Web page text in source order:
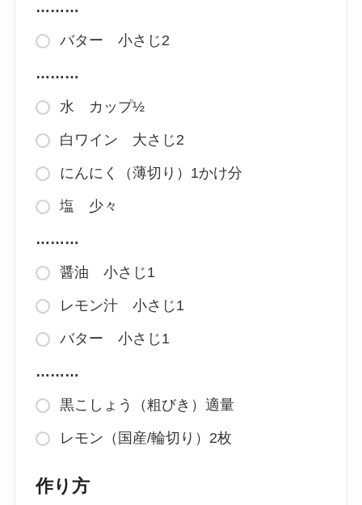
………
バター 小さじ2
………
水 カップ½
白ワイン 大さじ2
にんにく（薄切り）1かけ分
塩 少々
………
醤油 小さじ1
レモン汁 小さじ1
バター 小さじ1
………
黒こしょう（粗びき）適量
レモン（国産/輪切り）2枚
作り方